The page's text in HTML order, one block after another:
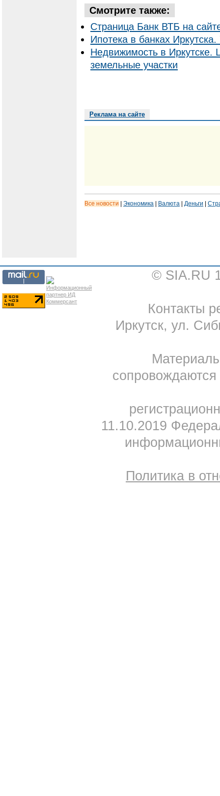
Смотрите также:
Страница Банк ВТБ на
Ипотека в банках
Недвижимость в Иркутске.
земельные участки
Реклама на сайте
Все новости Экономика Валюта Деньги
© SIA.RU
Контакты
Иркутск, ул.
11.10.2019
Политика в